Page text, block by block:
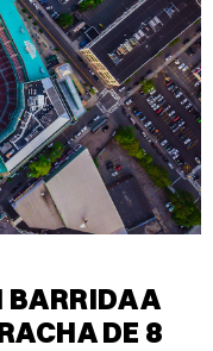
A
DE 8